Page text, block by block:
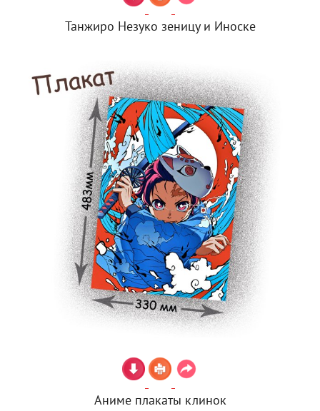
Танжиро Незуко зеницу и Иноске
Аниме плакаты клинок